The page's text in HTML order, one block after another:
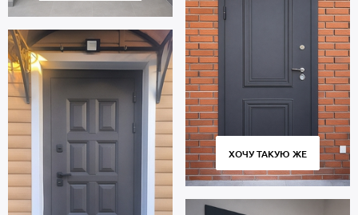
ХОЧУ ТАКУЮ ЖЕ